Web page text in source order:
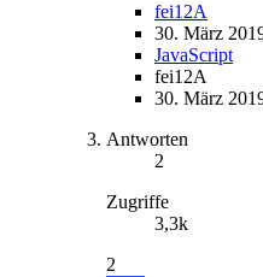
fei12A
30. März
JavaScript
fei12A
30. März
Antworten
2
Zugriffe
3,3k
2